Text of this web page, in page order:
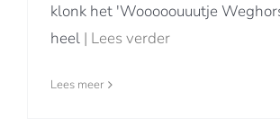
klonk het 'Wooooouuutje
heel | Lees verder
Lees meer